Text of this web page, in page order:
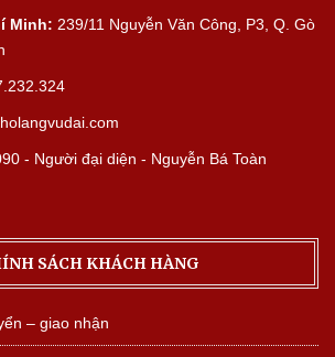
Minh: 239/11 Nguyễn Văn Công, P3, Q. Gò
- Người đại diện - Nguyễn Bá Toàn
SÁCH KHÁCH HÀNG
– giao nhận